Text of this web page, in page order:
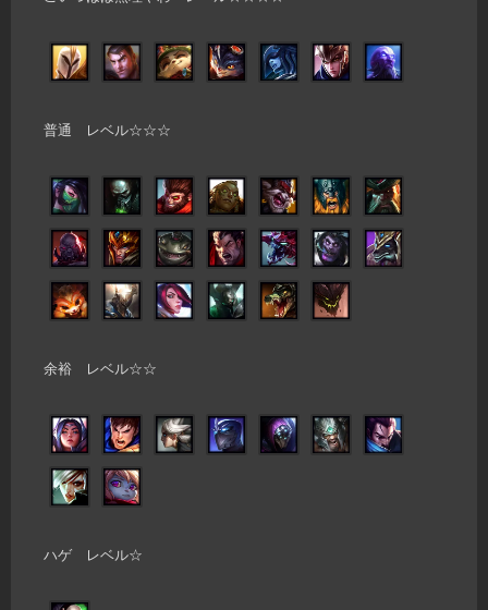
普通 レベル☆☆☆
余裕 レベル☆☆
ハゲ レベル☆